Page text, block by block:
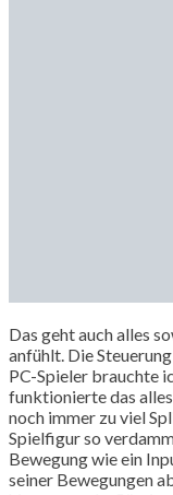
Das geht auch alles
anfühlt. Die
PC-Spieler brauchte
funktionierte das
noch immer zu viel
Spielfigur so
Bewegung wie ein
seiner Bewegungen